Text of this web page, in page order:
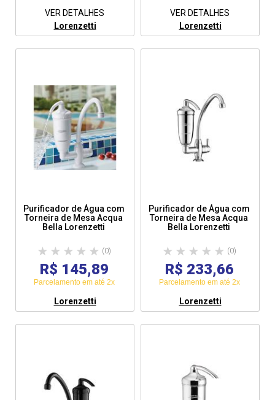
VER DETALHES
Lorenzetti
VER DETALHES
Lorenzetti
Purificador de Água com
Torneira de Mesa Acqua
Bella Lorenzetti
(0)
R$ 145,89
Parcelamento em até 2x
Lorenzetti
Purificador de Água com
Torneira de Mesa Acqua
Bella Lorenzetti
(0)
R$ 233,66
Parcelamento em até 2x
Lorenzetti